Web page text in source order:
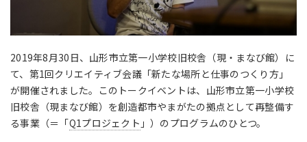
2019年8月30日、山形市立第一小学校旧校舎（現・まなび館）に
て、第1回クリエイティブ会議「新たな場所と仕事のつくり方」
が開催されました。このトークイベントは、山形市立第一小学校
旧校舎（現まなび館）を創造都市やまがたの拠点として再整備す
る事業（＝「Q1プロジェクト 」）のプログラムのひとつ。